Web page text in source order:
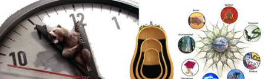
Hoppa
till
innehåll